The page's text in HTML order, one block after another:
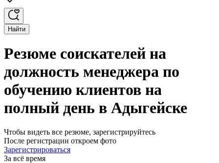
Найти
Резюме соискателей на
должность менеджера по
обучению клиентов на
полный день в Адыгейске
Чтобы видеть все резюме, зарегистрируйтесь
После регистрации откроем фото
Зарегистрироваться
За всё время